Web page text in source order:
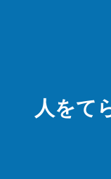
人を